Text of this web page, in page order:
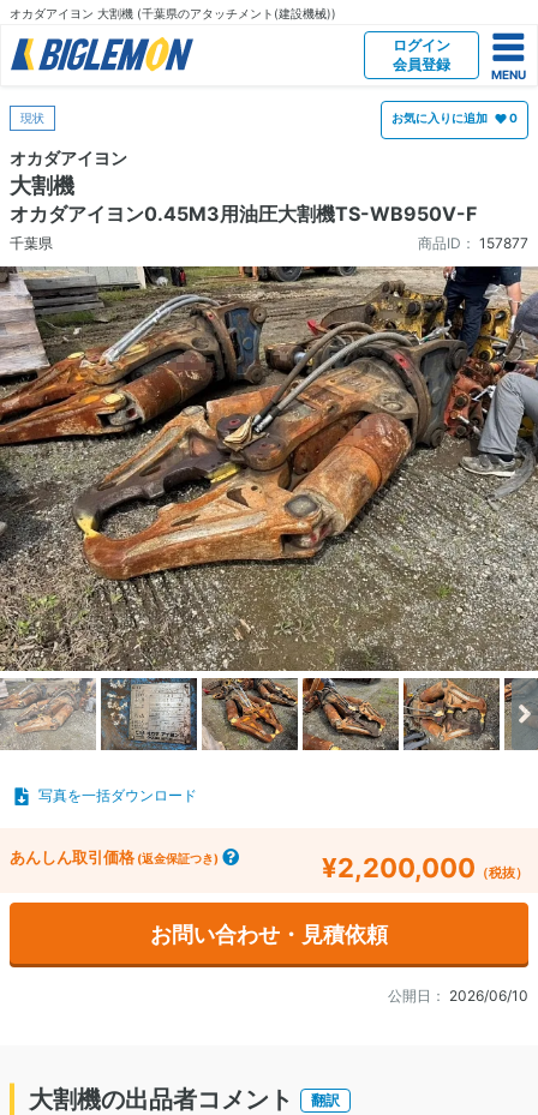
オカダアイヨン 大割機 (千葉県のアタッチメント(建設機械))
ログイン
会員登録
現状 お気に入りに追加 0
オカダアイヨン
大割機
オカダアイヨン0.45M3用油圧大割機TS-WB950V-F
千葉県 商品ID： 157877
写真を一括ダウンロード
あんしん取引価格 (返金保証つき) ¥2,200,000 （税抜）
お問い合わせ・見積依頼
公開日： 2026/06/10
大割機の出品者コメント 翻訳